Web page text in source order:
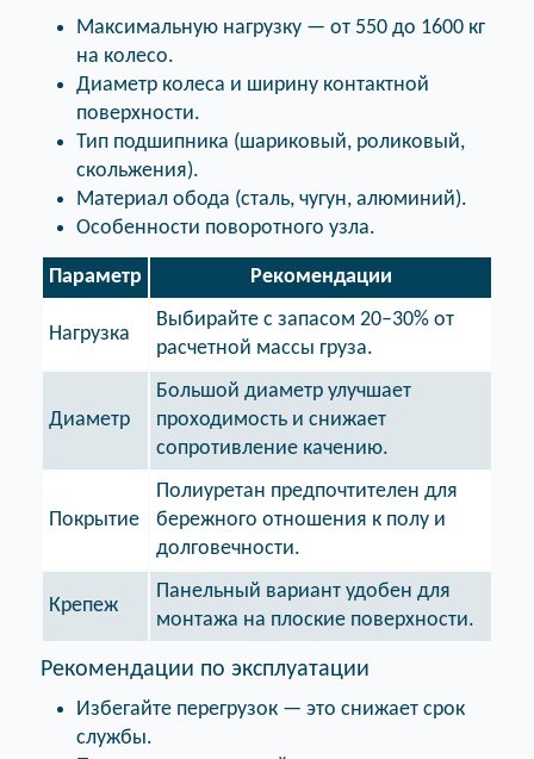
Максимальную нагрузку — от 550 до 1600 кг
на колесо.
Диаметр колеса и ширину контактной
поверхности.
Тип подшипника (шариковый, роликовый,
скольжения).
Материал обода (сталь, чугун, алюминий).
Особенности поворотного узла.
Параметр Рекомендации
Нагрузка
Выбирайте с запасом 20–30% от
расчетной массы груза.
Диаметр
Большой диаметр улучшает
проходимость и снижает
сопротивление качению.
Покрытие
Полиуретан предпочтителен для
бережного отношения к полу и
долговечности.
Крепеж
Панельный вариант удобен для
монтажа на плоские поверхности.
Рекомендации по эксплуатации
Избегайте перегрузок — это снижает срок
службы.